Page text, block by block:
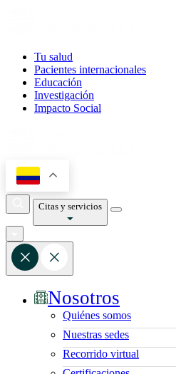
Tu salud
Pacientes internacionales
Educación
Investigación
Impacto Social
Citas y servicios
Nosotros
Quiénes somos
Nuestras sedes
Recorrido virtual